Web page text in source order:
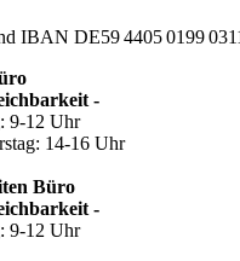
IBAN DE59 4405 0199
-
9-12 Uhr
14-16 Uhr
Büro
-
9-12 Uhr